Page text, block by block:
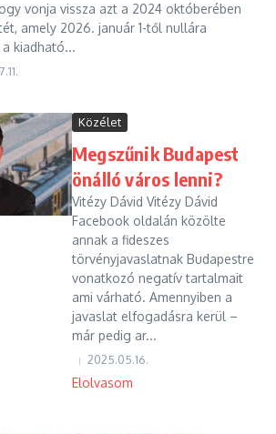
vonja vissza azt a 2024 októberében
amely 2026. január 1-től nullára
kiadható...
Közélet
Megszűnik Budapest
önálló város lenni?
Vitézy Dávid Vitézy Dávid
Facebook oldalán közölte
annak a fideszes
törvényjavaslatnak Budapestre
vonatkozó negatív tartalmait
ami várható. Amennyiben a
javaslat elfogadásra kerül –
már pedig ar...
2025.05.16.
Elolvasom